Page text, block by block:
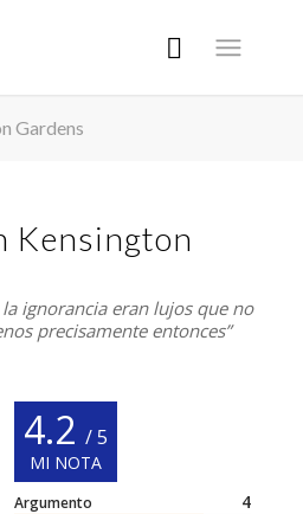
Gardens
Kensington
ignorancia eran lujos que no
precisamente entonces”
4.2 / 5
MI NOTA
Argumento 4